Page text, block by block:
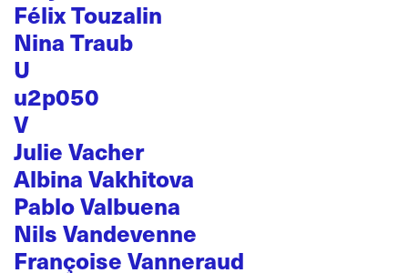
Félix Touzalin
Nina Traub
U
u2p050
V
Julie Vacher
Albina Vakhitova
Pablo Valbuena
Nils Vandevenne
Françoise Vanneraud